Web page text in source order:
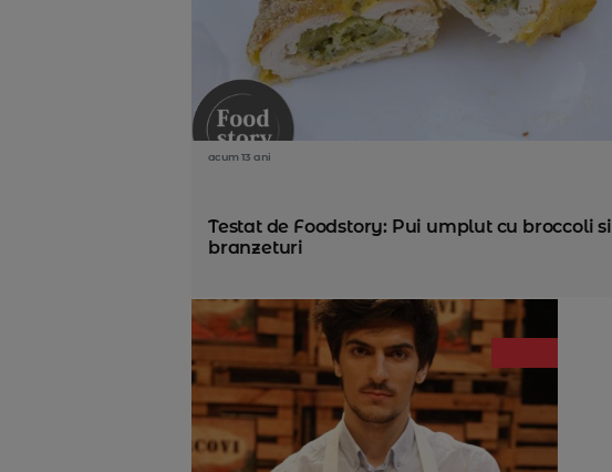
acum 13 ani
Testat de Foodstory: Pui umplut cu broccoli si
branzeturi